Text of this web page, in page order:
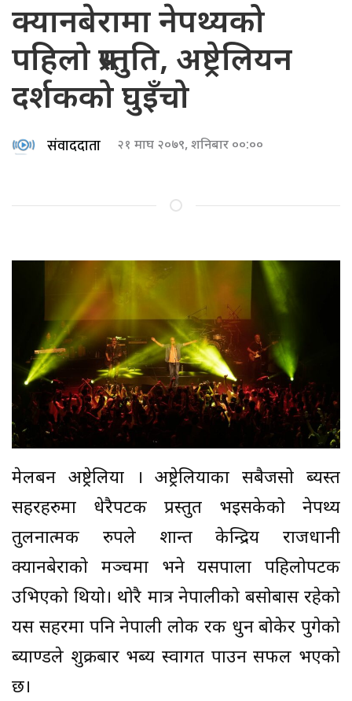
क्यानबेरामा नेपथ्यको
पहिलो प्रस्तुति, अष्ट्रेलियन
दर्शकको घुइँचो
संवाददाता २१ माघ २०७९, शनिबार ००:००
मेलबर्न अष्ट्रेलिया । अष्ट्रेलियाका सबैजसो ब्यस्त
सहरहरुमा धेरैपटक प्रस्तुत भइसकेको नेपथ्य
तुलनात्मक रुपले शान्त केन्द्रिय राजधानी
क्यानबेराको मञ्चमा भने यसपाला पहिलोपटक
उभिएको थियो। थोरै मात्र नेपालीको बसोबास रहेको
यस सहरमा पनि नेपाली लोक रक धुन बोकेर पुगेको
ब्याण्डले शुक्रबार भब्य स्वागत पाउन सफल भएको
छ।